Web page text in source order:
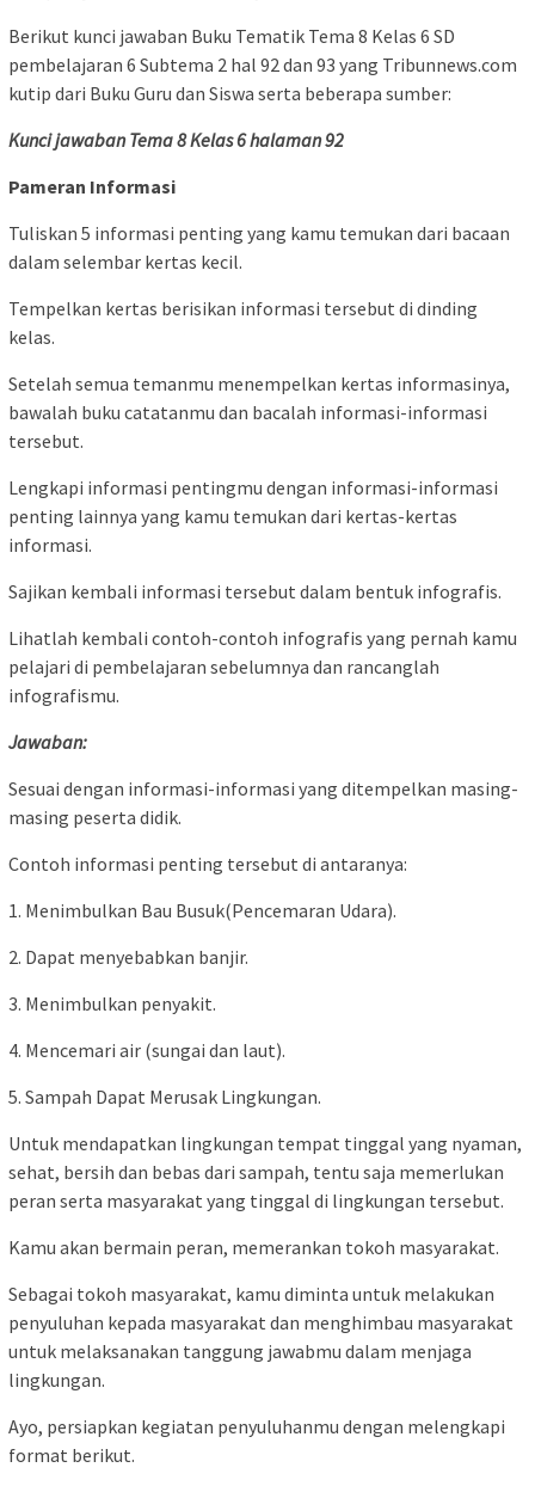
Berikut kunci jawaban Buku Tematik Tema 8 Kelas 6 SD
pembelajaran 6 Subtema 2 hal 92 dan 93 yang Tribunnews.com
kutip dari Buku Guru dan Siswa serta beberapa sumber:
Kunci jawaban Tema 8 Kelas 6 halaman 92
Pameran Informasi
Tuliskan 5 informasi penting yang kamu temukan dari bacaan
dalam selembar kertas kecil.
Tempelkan kertas berisikan informasi tersebut di dinding
kelas.
Setelah semua temanmu menempelkan kertas informasinya,
bawalah buku catatanmu dan bacalah informasi-informasi
tersebut.
Lengkapi informasi pentingmu dengan informasi-informasi
penting lainnya yang kamu temukan dari kertas-kertas
informasi.
Sajikan kembali informasi tersebut dalam bentuk infografis.
Lihatlah kembali contoh-contoh infografis yang pernah kamu
pelajari di pembelajaran sebelumnya dan rancanglah
infografismu.
Jawaban:
Sesuai dengan informasi-informasi yang ditempelkan masing-
masing peserta didik.
Contoh informasi penting tersebut di antaranya:
1. Menimbulkan Bau Busuk(Pencemaran Udara).
2. Dapat menyebabkan banjir.
3. Menimbulkan penyakit.
4. Mencemari air (sungai dan laut).
5. Sampah Dapat Merusak Lingkungan.
Untuk mendapatkan lingkungan tempat tinggal yang nyaman,
sehat, bersih dan bebas dari sampah, tentu saja memerlukan
peran serta masyarakat yang tinggal di lingkungan tersebut.
Kamu akan bermain peran, memerankan tokoh masyarakat.
Sebagai tokoh masyarakat, kamu diminta untuk melakukan
penyuluhan kepada masyarakat dan menghimbau masyarakat
untuk melaksanakan tanggung jawabmu dalam menjaga
lingkungan.
Ayo, persiapkan kegiatan penyuluhanmu dengan melengkapi
format berikut.